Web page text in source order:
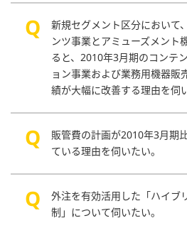
新規セグメント区分において
ンツ事業とアミューズメント
ると、2010年3月期のコンテ
ョン事業および業務用機器販
績が大幅に改善する理由を伺
販管費の計画が2010年3月期
ている理由を伺いたい。
外注を有効活用した「ハイブ
制」について伺いたい。